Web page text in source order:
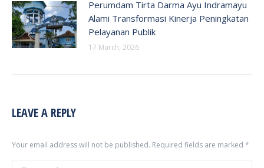
Perumdam Tirta Darma Ayu Indramayu
Alami Transformasi Kinerja Peningkatan
Pelayanan Publik
17 March, 2026
LEAVE A REPLY
Your email address will not be published. Required fields are marked *